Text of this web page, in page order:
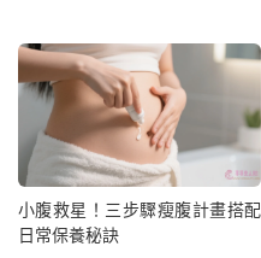
小腹救星！三步驟瘦腹計畫搭配
日常保養秘訣